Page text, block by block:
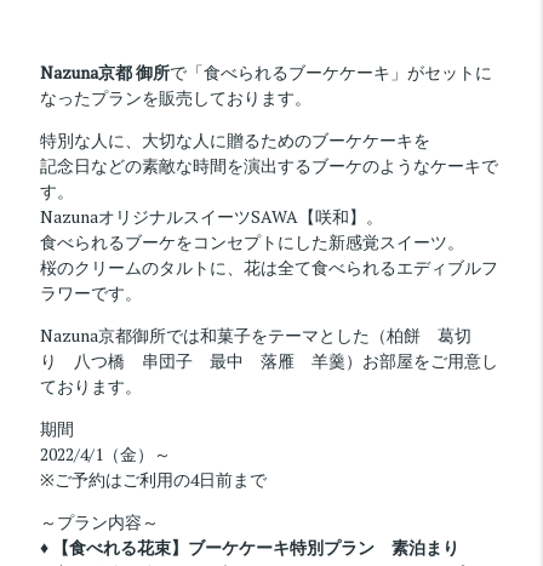
Nazuna京都 御所で「食べられるブーケケーキ」がセットに
なったプランを販売しております。
特別な人に、大切な人に贈るためのブーケケーキを
記念日などの素敵な時間を演出するブーケのようなケーキで
す。
NazunaオリジナルスイーツSAWA【咲和】。
食べられるブーケをコンセプトにした新感覚スイーツ。
桜のクリームのタルトに、花は全て食べられるエディブルフ
ラワーです。
Nazuna京都御所では和菓子をテーマとした（柏餅 葛切
り 八つ橋 串団子 最中 落雁 羊羹）お部屋をご用意し
ております。
期間
2022/4/1（金）～
※ご予約はご利用の4日前まで
～プラン内容～
♦ 【食べれる花束】ブーケケーキ特別プラン 素泊まり